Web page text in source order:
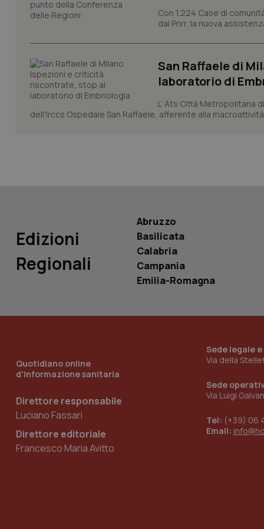
Con 1.224 Case di
dal Pnrr, la nuova
San Raffaele di
laboratorio di
L’ Ats Città Metropolitana
dell'Irccs Ospedale San Raffaele, afferente alla
Edizioni
Regionali
Abruzzo
Basilicata
Calabria
Campania
Emilia-Romagna
Quotidiano online
d'informazione sanitaria
Direttore responsabile
Luciano Fassari
Direttore editoriale
Francesco Maria Avitto
Sede legale
Via della
Sede
Via Luigi
Tel: (+39) 06
Email:
tracking-sites-
tracking-enable
tracking-sites-
session-id
Nome
Nome
__Secure-YNID